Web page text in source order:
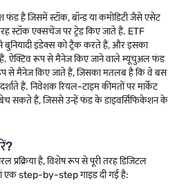
है जिसमें स्टॉक, बॉन्ड या कमोडिटी जैसे एसेट
स्टॉक एक्सचेंज पर ट्रेड किए जाते हैं. ETF
इंडेक्स को ट्रैक करते हैं, और इसका
हैं. ऐक्टिव रूप से मैनेज किए जाने वाले म्यूचुअल फंड
से मैनेज किए जाते हैं, जिसका मतलब है कि वे बस
हैं. निवेशक रियल-टाइम कीमतों पर मार्केट
बेच सकते हैं, जिससे उन्हें फंड के डाइवर्सिफिकेशन के
प्रक्रिया है, विशेष रूप से पूरी तरह डिजिटल
एक step-by-step गाइड दी गई है: